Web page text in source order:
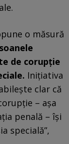
o măsură
de corupţie
Iniţiativa
clar că
– aşa
penală – îşi
specială”,